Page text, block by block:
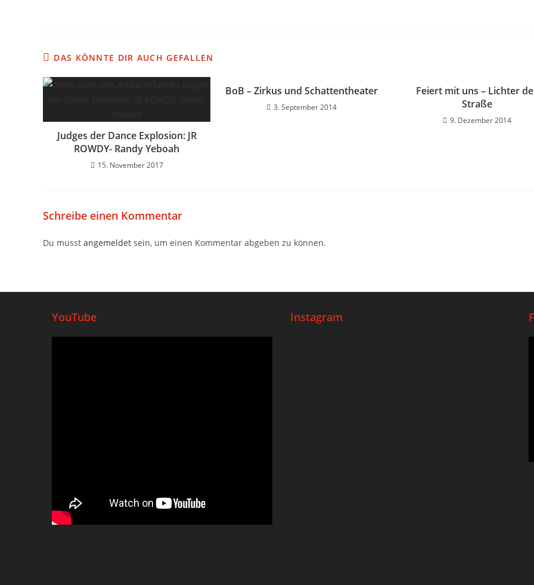
DAS KÖNNTE DIR AUCH GEFALLEN
Judges der Dance Explosion: JR
ROWDY- Randy Yeboah
15. November 2017
BoB – Zirkus und Schattentheater
3. September 2014
Feiert mit uns – Lichter
Straße
9. Dezember 2014
Schreibe einen Kommentar
Du musst angemeldet sein, um einen Kommentar abgeben zu können.
YouTube Instagram